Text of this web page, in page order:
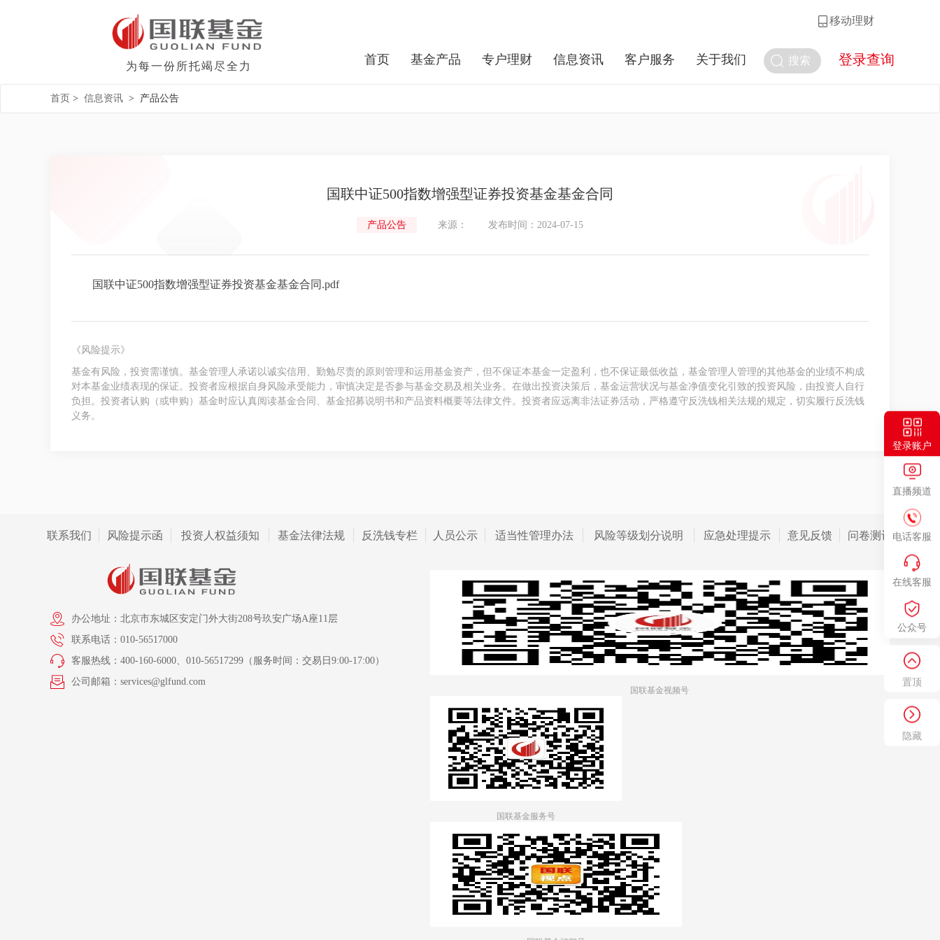
登录账户
直播频道
电话客服
在线客服
公众号
置顶
隐藏
移动理财
为每一份所托竭尽全力 搜索 登录查询
首页 基金产品 专户理财 信息资讯 客户服务 关于我们
首页 > 信息资讯 > 产品公告
国联中证500指数增强型证券投资基金基金合同
产品公告 来源： 发布时间：2024-07-15
国联中证500指数增强型证券投资基金基金合同.pdf
《风险提示》
基金有风险，投资需谨慎。基金管理人承诺以诚实信用、勤勉尽责的原则管理和运用基金资产，但不保证本基金一定盈利，也不保证最低收益，基金管理人管理的其他基金的业绩不构成
对本基金业绩表现的保证。投资者应根据自身风险承受能力，审慎决定是否参与基金交易及相关业务。在做出投资决策后，基金运营状况与基金净值变化引致的投资风险，由投资人自行
负担。投资者认购（或申购）基金时应认真阅读基金合同、基金招募说明书和产品资料概要等法律文件。投资者应远离非法证券活动，严格遵守反洗钱相关法规的规定，切实履行反洗钱
义务。
联系我们 风险提示函 投资人权益须知 基金法律法规 反洗钱专栏 人员公示 适当性管理办法 风险等级划分说明 应急处理提示 意见反馈 问卷测评
办公地址：北京市东城区安定门外大街208号玖安广场A座11层
联系电话：010-56517000
客服热线：400-160-6000、010-56517299（服务时间：交易日9:00-17:00）
公司邮箱：services@glfund.com
国联基金视频号
国联基金服务号